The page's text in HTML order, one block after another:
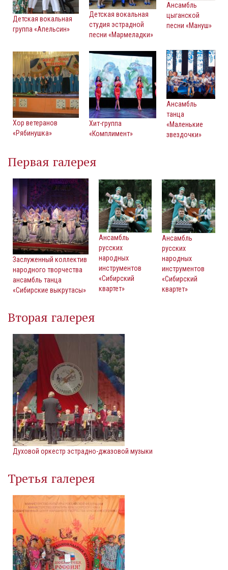
Детская вокальная
группа «Апельсин»
Детская вокальная
студия эстрадной
песни «Мармеладки»
Ансамбль
цыганской
песни «Мануш»
Хор ветеранов
«Рябинушка»
Хит-группа
«Комплимент»
Ансамбль
танца
«Маленькие
звездочки»
Первая галерея
Заслуженный коллектив
народного творчества
ансамбль танца
«Сибирские выкрутасы»
Ансамбль
русских
народных
инструментов
«Сибирский
квартет»
Ансамбль
русских
народных
инструментов
«Сибирский
квартет»
Вторая галерея
Духовой оркестр эстрадно-джазовой музыки
Третья галерея